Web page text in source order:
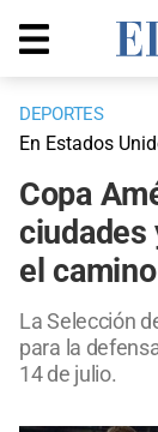
DEPORTES
En Estados
Copa
ciudades
el
La Selección
para la
14 de julio.